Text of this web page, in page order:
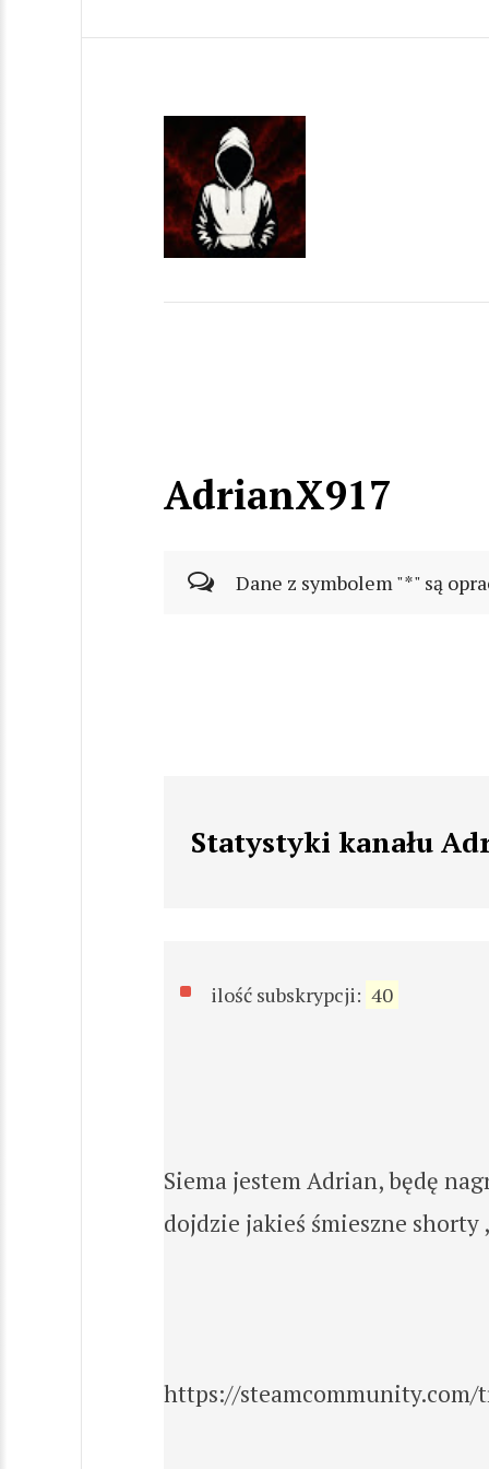
AdrianX917
Dane z symbolem "*" są
Statystyki kanału
ilość subskrypcji: 40
Siema jestem Adrian, będę
dojdzie jakieś śmieszne
https://steamcommunity.com/